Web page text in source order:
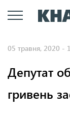
05 травня, 2020 -
Депутат
гривень